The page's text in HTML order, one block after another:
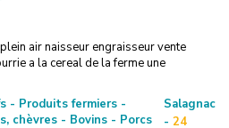
air naisseur engraisseur vente
a la cereal de la ferme une
- Produits fermiers -
chèvres - Bovins - Porcs
Salagnac
- 24